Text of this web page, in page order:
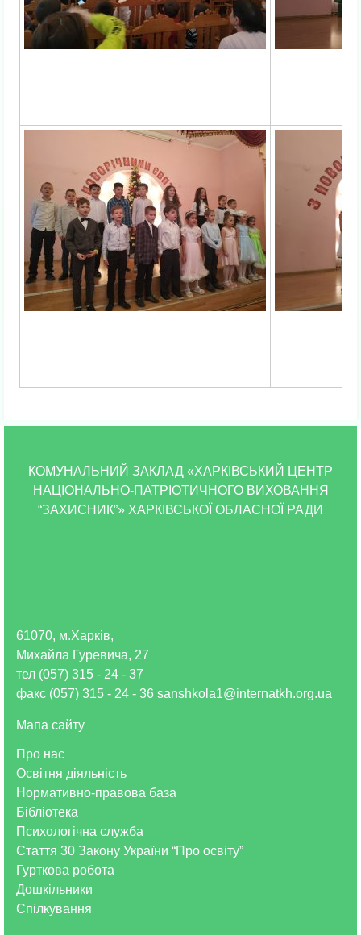
КОМУНАЛЬНИЙ ЗАКЛАД «ХАРКІВСЬКИЙ ЦЕНТР
НАЦІОНАЛЬНО-ПАТРІОТИЧНОГО ВИХОВАННЯ
“ЗАХИСНИК”» ХАРКІВСЬКОЇ ОБЛАСНОЇ РАДИ
Про нас
Освітня діяльність
Нормативно-правова база
Бібліотека
Психологічна служба
Стаття 30 Закону України “Про освіту”
Гурткова робота
Дошкільники
Спілкування
61070, м.Харків,
Михайла Гуревича, 27
тел (057) 315 - 24 - 37
факс (057) 315 - 24 - 36 sanshkola1@internatkh.org.ua
Мапа сайту